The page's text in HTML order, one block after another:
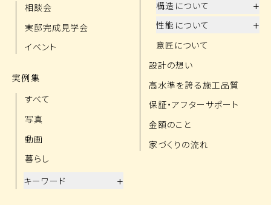
相談会
実邸完成見学会
イベント
実例集
すべて
写真
動画
暮らし
キーワード
+
構造について
+
性能について +
意匠について
設計の想い
高水準を誇る施工品質
保証・アフターサポート
金額のこと
家づくりの流れ